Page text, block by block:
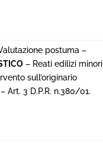
postuma –
– Reati edilizi minori
sull’originario
3 D.P.R. n.380/01.